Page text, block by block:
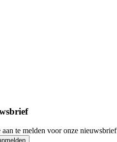
te melden voor onze nieuwsbrief